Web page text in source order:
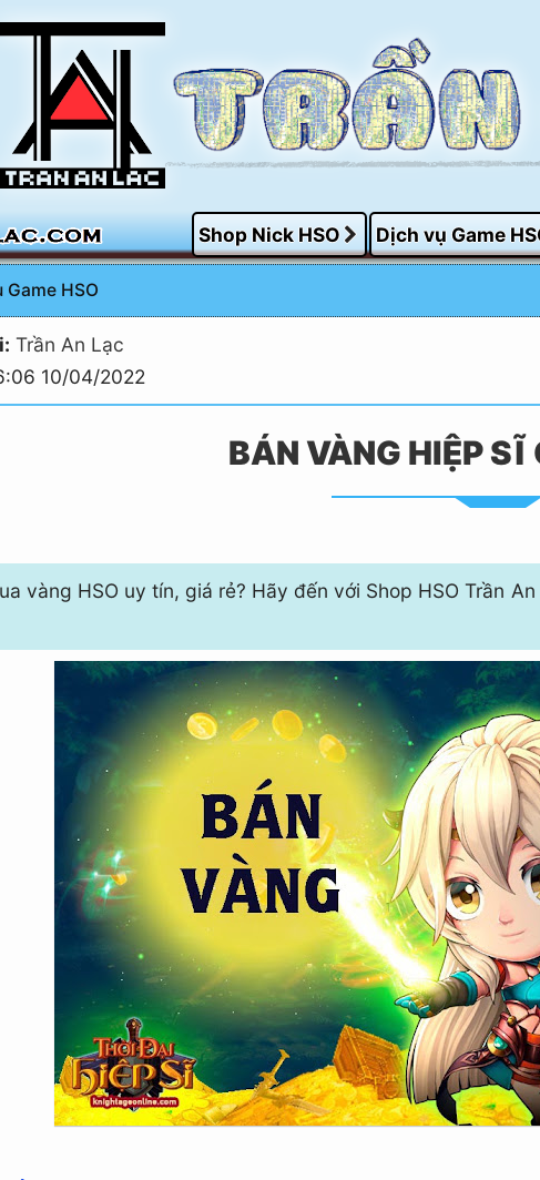
Shop Nick HSO Dịch vụ Game
Game HSO
Trần An Lạc
10/04/2022
BÁN VÀNG HIỆP SĨ
vàng HSO uy tín, giá rẻ? Hãy đến với Shop HSO Trần